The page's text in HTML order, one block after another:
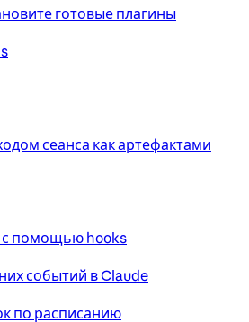
готовые плагины
сеанса как артефактами
с помощью hooks
событий в Claude
по расписанию